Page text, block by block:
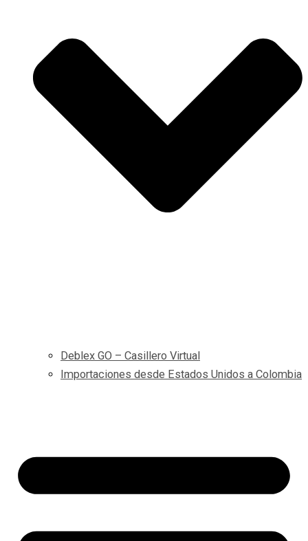
Deblex GO – Casillero Virtual
Importaciones desde Estados Unidos a Colombia